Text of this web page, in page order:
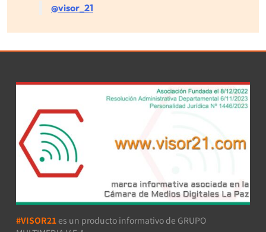
@visor_21
#VISOR21 es un producto informativo de GRUPO